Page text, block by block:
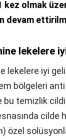
kez olmak
devam
lekelere
lekelere iyi
bölgeleri
bu temizlik
cilde
özel